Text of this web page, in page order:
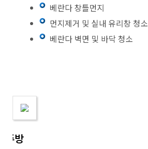
베란다 창틀먼지
먼지제거 및 실내 유리창 청소
베란다 벽면 및 바닥 청소
주방